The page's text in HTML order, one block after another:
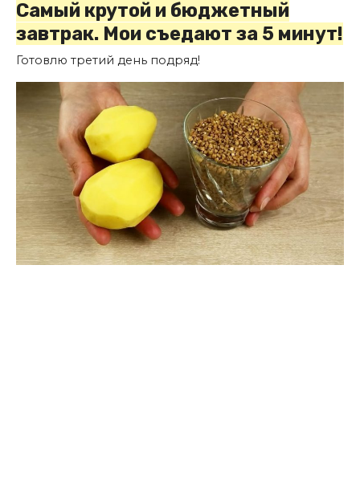
Самый крутой и бюджетный
завтрак. Мои съедают за 5 минут!
Готовлю третий день подряд!